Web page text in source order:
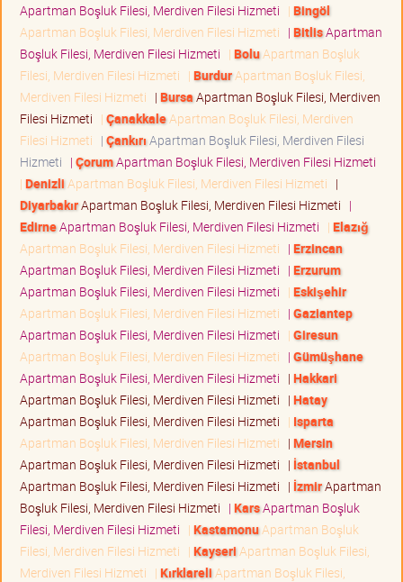
Apartman Boşluk Filesi, Merdiven Filesi Hizmeti | Bingöl
Apartman Boşluk Filesi, Merdiven Filesi Hizmeti | BitlisApartman
Boşluk Filesi, Merdiven Filesi Hizmeti | BoluApartman Boşluk
Filesi, Merdiven Filesi Hizmeti | BurdurApartman Boşluk Filesi,
Merdiven Filesi Hizmeti | BursaApartman Boşluk Filesi, Merdiven
Filesi Hizmeti | ÇanakkaleApartman Boşluk Filesi, Merdiven
Filesi Hizmeti | ÇankırıApartman Boşluk Filesi, Merdiven Filesi
Hizmeti | ÇorumApartman Boşluk Filesi, Merdiven Filesi Hizmeti
| Denizli Apartman Boşluk Filesi, Merdiven Filesi Hizmeti |
DiyarbakırApartman Boşluk Filesi, Merdiven Filesi Hizmeti |
EdirneApartman Boşluk Filesi, Merdiven Filesi Hizmeti | Elazığ
Apartman Boşluk Filesi, Merdiven Filesi Hizmeti | Erzincan
Apartman Boşluk Filesi, Merdiven Filesi Hizmeti | Erzurum
Apartman Boşluk Filesi, Merdiven Filesi Hizmeti | Eskişehir
Apartman Boşluk Filesi, Merdiven Filesi Hizmeti | Gaziantep
Apartman Boşluk Filesi, Merdiven Filesi Hizmeti | Giresun
Apartman Boşluk Filesi, Merdiven Filesi Hizmeti | Gümüşhane
Apartman Boşluk Filesi, Merdiven Filesi Hizmeti | Hakkari
Apartman Boşluk Filesi, Merdiven Filesi Hizmeti | Hatay
Apartman Boşluk Filesi, Merdiven Filesi Hizmeti | Isparta
Apartman Boşluk Filesi, Merdiven Filesi Hizmeti | Mersin
Apartman Boşluk Filesi, Merdiven Filesi Hizmeti | İstanbul
Apartman Boşluk Filesi, Merdiven Filesi Hizmeti | İzmirApartman
Boşluk Filesi, Merdiven Filesi Hizmeti | KarsApartman Boşluk
Filesi, Merdiven Filesi Hizmeti | KastamonuApartman Boşluk
Filesi, Merdiven Filesi Hizmeti | Kayseri Apartman Boşluk Filesi,
Merdiven Filesi Hizmeti | Kırklareli Apartman Boşluk Filesi,